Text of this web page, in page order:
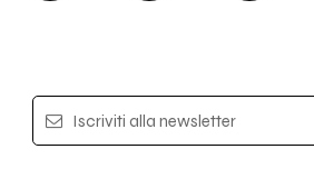
Iscriviti alla newsletter